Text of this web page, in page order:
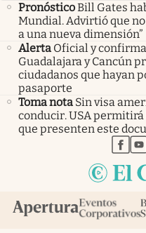
PronósticoBill Gates
Mundial. Advirtió que
a una nueva dimensión”
Alerta Oficial y
Guadalajara y Cancún
ciudadanos que hayan
pasaporte
Toma nota Sin visa
conducir. USA
que presenten este